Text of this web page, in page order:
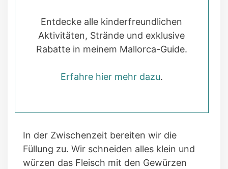
Entdecke alle kinderfreundlichen
Aktivitäten, Strände und exklusive
Rabatte in meinem Mallorca-Guide.
Erfahre hier mehr dazu.
In der Zwischenzeit bereiten wir die
Füllung zu. Wir schneiden alles klein und
würzen das Fleisch mit den Gewürzen